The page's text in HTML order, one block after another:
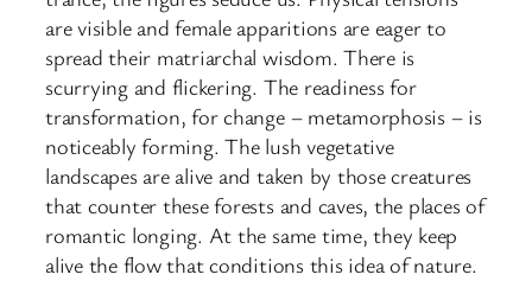
are visible and female apparitions are eager to
spread their matriarchal wisdom. There is
scurrying and flickering. The readiness for
transformation, for change – metamorphosis – is
noticeably forming. The lush vegetative
landscapes are alive and taken by those creatures
that counter these forests and caves, the places of
romantic longing. At the same time, they keep
alive the flow that conditions this idea of nature.